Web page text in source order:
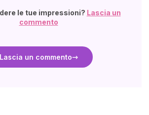
le tue impressioni? Lascia un
commento
Lascia un commento